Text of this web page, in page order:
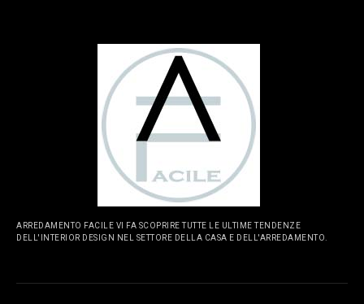
ARREDAMENTO FACILE VI FA SCOPRIRE TUTTE LE ULTIME TENDENZE
DELL'INTERIOR DESIGN NEL SETTORE DELLA CASA E DELL'ARREDAMENTO.